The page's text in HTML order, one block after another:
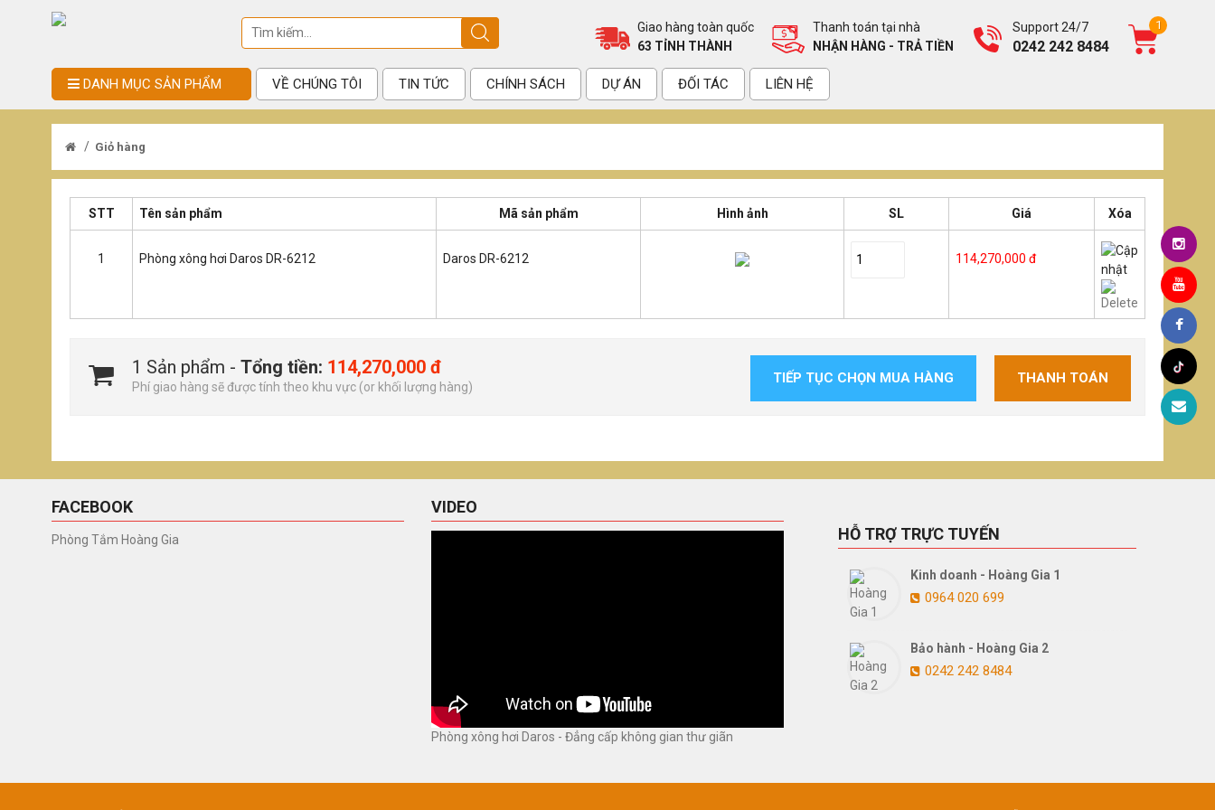
Giao hàng toàn quốc
63 TỈNH THÀNH
Thanh toán tại nhà
NHẬN HÀNG - TRẢ TIỀN
Support 24/7
0242 242 8484
1
DANH MỤC SẢN PHẨM VỀ CHÚNG TÔI TIN TỨC CHÍNH SÁCH DỰ ÁN ĐỐI TÁC LIÊN HỆ
/ Giỏ hàng
STT Tên sản phẩm Mã sản phẩm Hình ảnh SL Giá Xóa
1 Phòng xông hơi Daros DR-6212 Daros DR-6212 114,270,000 đ
1 Sản phẩm - Tổng tiền: 114,270,000 đ
Phí giao hàng sẽ được tính theo khu vực (or khối lượng hàng)
THANH TOÁN
TIẾP TỤC CHỌN MUA HÀNG
FACEBOOK
Phòng Tắm Hoàng Gia
VIDEO
Phòng xông hơi Daros - Đẳng cấp không gian thư giãn
HỖ TRỢ TRỰC TUYẾN
Kinh doanh - Hoàng Gia 1
0964 020 699
Bảo hành - Hoàng Gia 2
0242 242 8484